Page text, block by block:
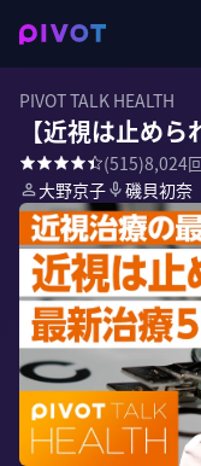
PIVOT TALK HEALTH
【近視は止め
(515)8,024
大野京子
磯貝初奈